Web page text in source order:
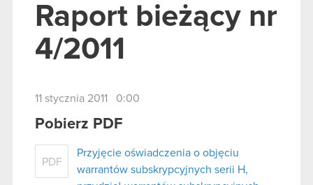
Raport bieżący nr
4/2011
11 stycznia 2011 0:00
Pobierz PDF
PDF
Przyjęcie oświadczenia o objęciu
warrantów subskrypcyjnych serii H,